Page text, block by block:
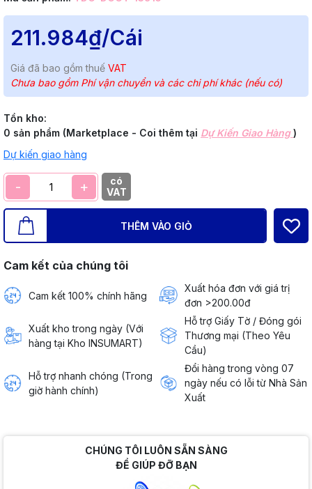
211.984₫/Cái
Giá đã bao gồm thuế VAT
Chưa bao gồm Phí vận chuyển và các chi phí khác (nếu có)
Tồn kho:
0 sản phẩm (Marketplace - Coi thêm tại Dự Kiến Giao Hàng)
Dự kiến giao hàng
- +
có
VAT
THÊM VÀO GIỎ
Cam kết của chúng tôi
Cam kết 100% chính hãng
Xuất hóa đơn với giá trị
đơn >200.00đ
Xuất kho trong ngày (Với
hàng tại Kho INSUMART)
Hỗ trợ Giấy Tờ / Đóng gói
Thương mại (Theo Yêu
Cầu)
Hỗ trợ nhanh chóng (Trong
giờ hành chính)
Đổi hàng trong vòng 07
ngày nếu có lỗi từ Nhà Sản
Xuất
CHÚNG TÔI LUÔN SẴN SÀNG
ĐỂ GIÚP ĐỠ BẠN